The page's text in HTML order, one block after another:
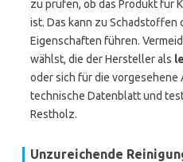
zu prüfen, ob das Produkt für
ist. Das kann zu Schadstoffen
Eigenschaften führen.
wählst, die der Hersteller als
oder sich für die vorgesehene
technische Datenblatt und
Restholz.
Unzureichende